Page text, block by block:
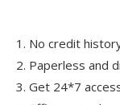
1. No credit
2. Paperless and
3. Get 24*7